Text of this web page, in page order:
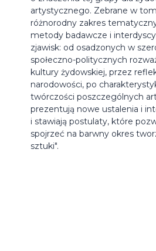
artystycznego. Zebrane w
różnorodny zakres
metody badawcze i
zjawisk: od osadzonych w
społeczno-politycznych
kultury żydowskiej, przez
narodowości, po
twórczości poszczególnych
prezentują nowe ustalenia i
i stawiają postulaty, które
spojrzeć na barwny okres
sztuki".